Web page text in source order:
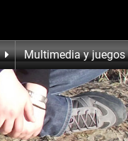
Multimedia y juegos